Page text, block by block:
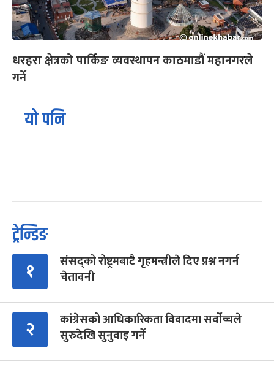
धरहरा क्षेत्रको पार्किङ व्यवस्थापन काठमाडौं महानगरले
गर्ने
यो पनि
ट्रेन्डिङ
१
संसद्को रोष्ट्रमबाटै गृहमन्त्रीले दिए प्रश्न नगर्न
चेतावनी
२
कांग्रेसको आधिकारिकता विवादमा सर्वोच्चले
सुरुदेखि सुनुवाइ गर्ने